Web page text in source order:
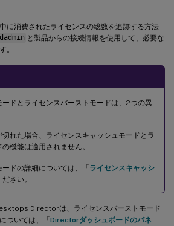
に消費されたライセンスの総数を追跡する方法
と製品からの接続情報を使用して、必要な
。
ードとライセンスバーストモードは、2つの異
れた場合、ライセンスキャッシュモードとラ
機能は適用されません。
ドの詳細については、「ライセンスキャッシ
さい。
Directorは、ライセンスバーストモード
ついては、「Directorダッシュボードのパネ